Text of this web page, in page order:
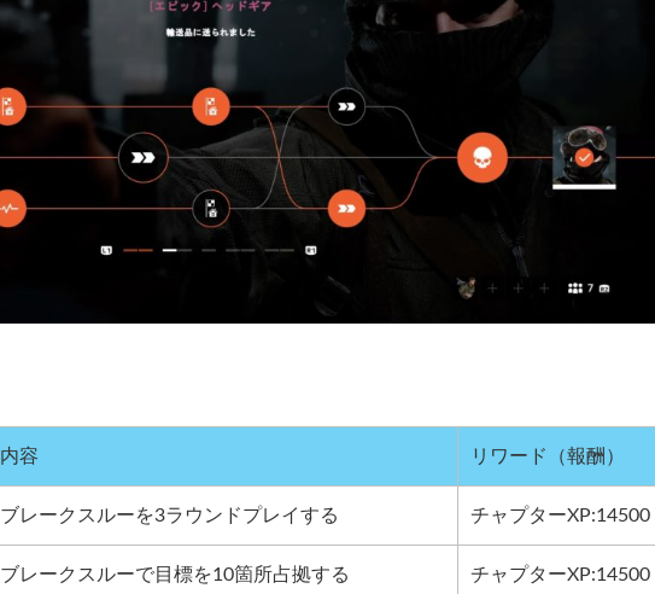
内容 リワード（報酬）
ブレークスルーを3ラウンドプレイする チャプターXP:14500
ブレークスルーで目標を10箇所占拠する チャプターXP:14500